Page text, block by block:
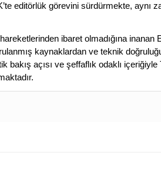
editörlük görevini sürdürmekte, aynı
ibaret olmadığına inanan
kaynaklardan ve teknik
bakış açısı ve şeffaflık odaklı